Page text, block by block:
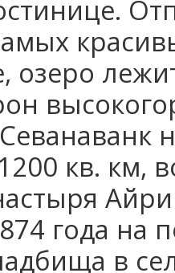
-
-
озеро
кв. км,
года на
в